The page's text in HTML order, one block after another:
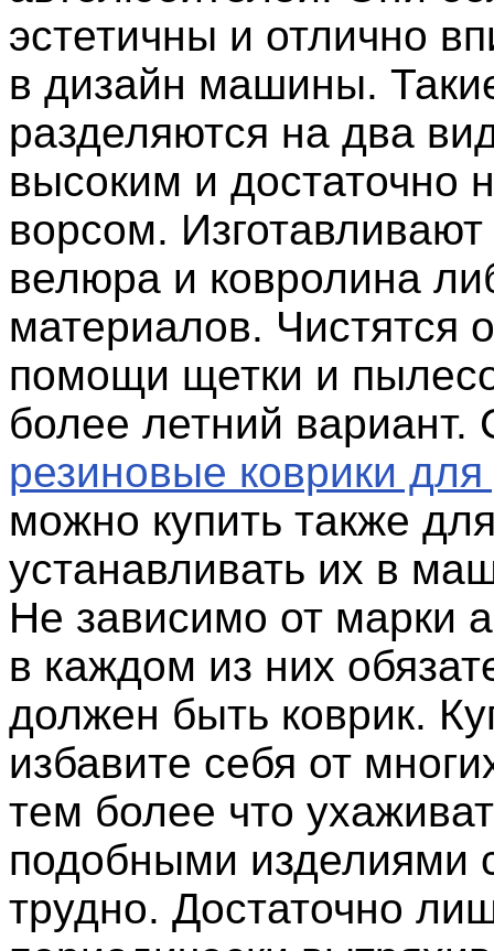
эстетичны и отлично
в дизайн машины.
разделяются на два
высоким и достаточно
ворсом.
велюра и ковролина
материалов. Чистятся
помощи щетки и
более летний вариант.
резиновые коврики
можно купить также
устанавливать их в
Не зависимо от марки
в каждом из них
должен быть коврик.
избавите себя от
тем более что
подобными изделиями
трудно. Достаточно